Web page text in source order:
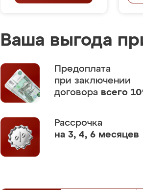
Ваша выгода
Предоплата
при заключении
договора всего
Рассрочка
на 3, 4, 6 месяцев